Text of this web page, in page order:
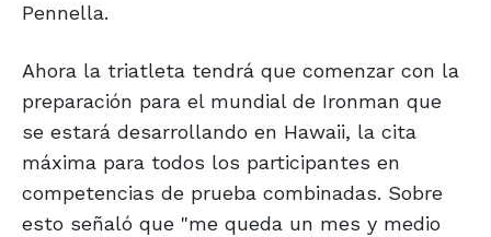
Pennella.
Ahora la triatleta tendrá que comenzar con la
preparación para el mundial de Ironman que
se estará desarrollando en Hawaii, la cita
máxima para todos los participantes en
competencias de prueba combinadas. Sobre
esto señaló que "me queda un mes y medio